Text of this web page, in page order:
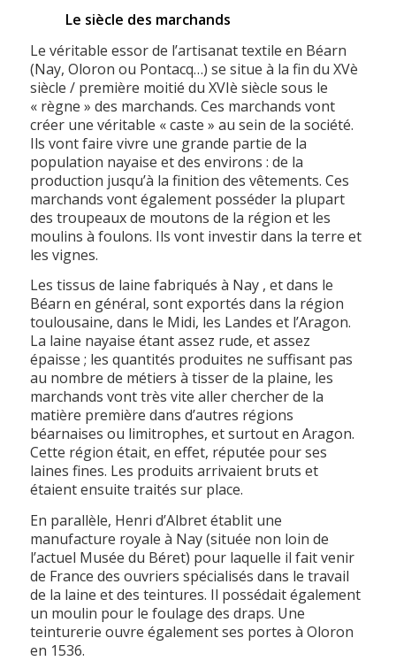
Le siècle des marchands
Le véritable essor de l’artisanat textile en Béarn
(Nay, Oloron ou Pontacq…) se situe à la fin du XVè
siècle / première moitié du XVIè siècle sous le
« règne » des marchands. Ces marchands vont
créer une véritable « caste » au sein de la société.
Ils vont faire vivre une grande partie de la
population nayaise et des environs : de la
production jusqu’à la finition des vêtements. Ces
marchands vont également posséder la plupart
des troupeaux de moutons de la région et les
moulins à foulons. Ils vont investir dans la terre et
les vignes.
Les tissus de laine fabriqués à Nay , et dans le
Béarn en général, sont exportés dans la région
toulousaine, dans le Midi, les Landes et l’Aragon.
La laine nayaise étant assez rude, et assez
épaisse ; les quantités produites ne suffisant pas
au nombre de métiers à tisser de la plaine, les
marchands vont très vite aller chercher de la
matière première dans d’autres régions
béarnaises ou limitrophes, et surtout en Aragon.
Cette région était, en effet, réputée pour ses
laines fines. Les produits arrivaient bruts et
étaient ensuite traités sur place.
En parallèle, Henri d’Albret établit une
manufacture royale à Nay (située non loin de
l’actuel Musée du Béret) pour laquelle il fait venir
de France des ouvriers spécialisés dans le travail
de la laine et des teintures. Il possédait également
un moulin pour le foulage des draps. Une
teinturerie ouvre également ses portes à Oloron
en 1536.